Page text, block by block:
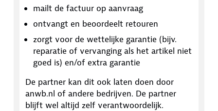
mailt de factuur op aanvraag
ontvangt en beoordeelt retouren
zorgt voor de wettelijke garantie (bijv.
reparatie of vervanging als het artikel niet
goed is) en/of extra garantie
De partner kan dit ook laten doen door
anwb.nl of andere bedrijven. De partner
blijft wel altijd zelf verantwoordelijk.